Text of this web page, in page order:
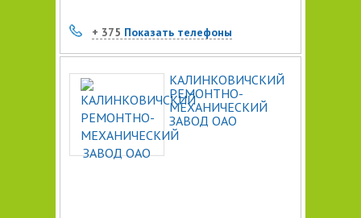
+ 375 Показать телефоны
КАЛИНКОВИЧСКИЙ
РЕМОНТНО-
МЕХАНИЧЕСКИЙ
ЗАВОД ОАО